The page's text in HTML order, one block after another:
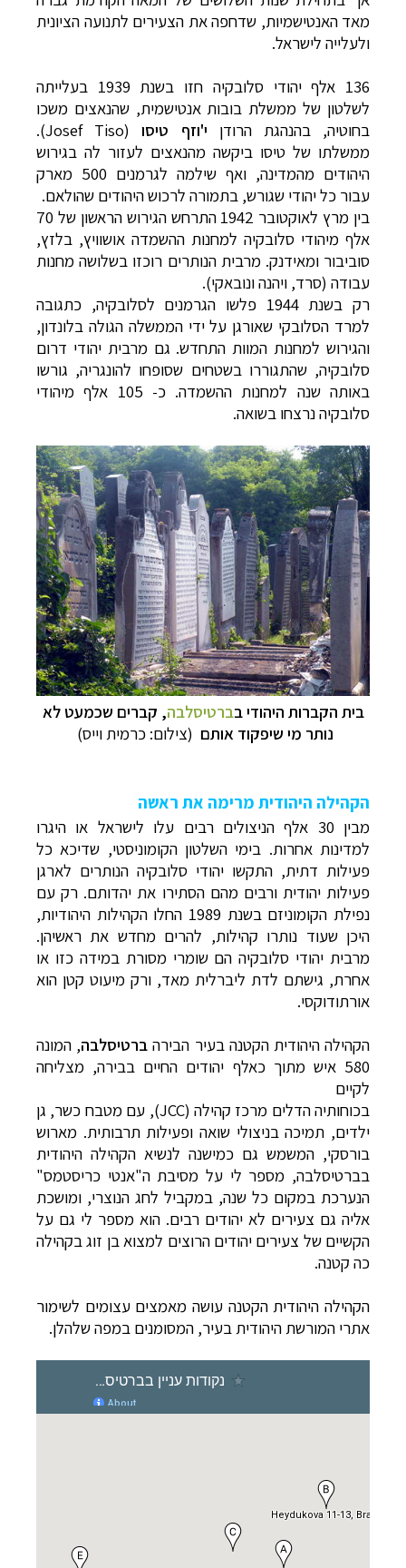
מאד האנטישמיות, שדחפה את הצעירים לתנועה הציונית
ולעלייה לישראל.
136 אלף יהודי סלובקיה חזו בשנת 1939 בעלייתה
לשלטון של ממשלת בובות אנטישמית, שהנאצים משכו
בחוטיה, בהנהגת הרודן י'וזף טיסו(
Josef Tiso
).
ממשלתו של טיסו ביקשה מהנאצים לעזור לה בגירוש
היהודים מהמדינה, ואף שילמה לגרמנים 500 מארק
עבור כל יהודי שגורש, בתמורה לרכוש היהודים שהולאם.
בין מרץ לאוקטובר 1942 התרחש הגירוש הראשון של 70
אלף מיהודי סלובקיה למחנות ההשמדה אושוויץ, בלזץ,
סוביבור ומאידנק. מרבית הנותרים רוכזו בשלושה מחנות
עבודה (סרד, ויהנה ונובאקי).
רק בשנת 1944 פלשו הגרמנים לסלובקיה, כתגובה
למרד הסלובקי שאורגן על ידי הממשלה הגולה בלונדון,
והגירוש למחנות המוות התחדש. גם מרבית יהודי דרום
סלובקיה, שהתגוררו בשטחים שסופחו להונגריה, גורשו
באותה שנה למחנות ההשמדה. כ- 105 אלף מיהודי
סלובקיה נרצחו בשואה.
בית הקברות היהודי בברטיסלבה, קברים שכמעט לא
נותר מי שיפקוד אותם (צילום: כרמית וייס)
הקהילה היהודית מרימה את ראשה
מבין 30 אלף הניצולים רבים עלו לישראל או היגרו
למדינות אחרות. בימי השלטון הקומוניסטי, שדיכא כל
פעילות דתית, התקשו יהודי סלובקיה הנותרים לארגן
פעילות יהודית ורבים מהם הסתירו את יהדותם. רק עם
נפילת הקומוניזם בשנת 1989 החלו הקהילות היהודיות,
היכן שעוד נותרו קהילות, להרים מחדש את ראשיהן.
מרבית יהודי סלובקיה הם שומרי מסורת במידה כזו או
אחרת, גישתם לדת ליברלית מאד, ורק מיעוט קטן הוא
אורתודוקסי.
הקהילה היהודית הקטנה בעיר הבירה ברטיסלבה, המונה
580 איש מתוך כאלף יהודים החיים בבירה, מצליחה
לקיים
בכוחותיה הדלים מרכז קהילה (JCC), עם מטבח כשר, גן
ילדים, תמיכה בניצולי שואה ופעילות תרבותית. מארוש
בורסקי, המשמש גם כמישנה לנשיא הקהילה היהודית
בברטיסלבה, מספר לי על מסיבת ה"אנטי כריסטמס"
הנערכת במקום כל שנה, במקביל לחג הנוצרי, ומושכת
אליה גם צעירים לא יהודים רבים. הוא מספר לי גם על
הקשיים של צעירים יהודים הרוצים למצוא בן זוג בקהילה
כה קטנה.
הקהילה היהודית הקטנה עושה מאמצים עצומים לשימור
אתרי המורשת היהודית בעיר, המסומנים במפה שלהלן.